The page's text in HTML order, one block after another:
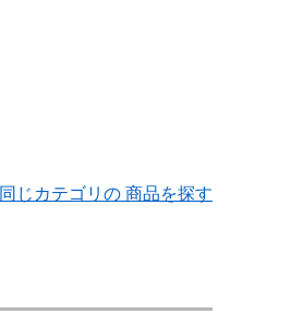
同じカテゴリの 商品を探す